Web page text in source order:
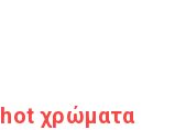
χρώματα